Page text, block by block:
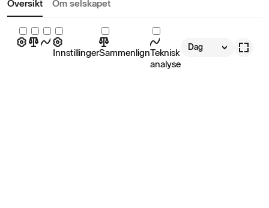
Oversikt Om selskapet
InnstillingerSammenlignTeknisk
analyse
Dag